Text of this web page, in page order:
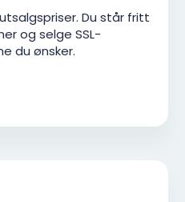
Du står fritt
og selge SSL-
du ønsker.